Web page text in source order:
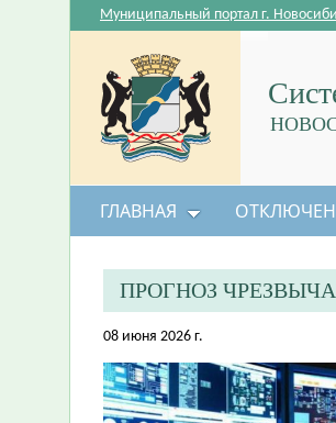
Муниципальный портал г.
ГЛАВНАЯ
ПРОГНОЗ
08 июня 2026 г.